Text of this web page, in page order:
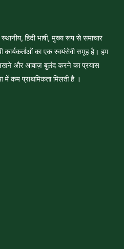
हिंदी भाषी, मुख्य रूप से समाचार
कार्यकर्ताओं का एक स्वयंसेवी समूह है। हम
और आवाज़ बुलंद करने का प्रयास
में कम प्राथमिकता मिलती है ।